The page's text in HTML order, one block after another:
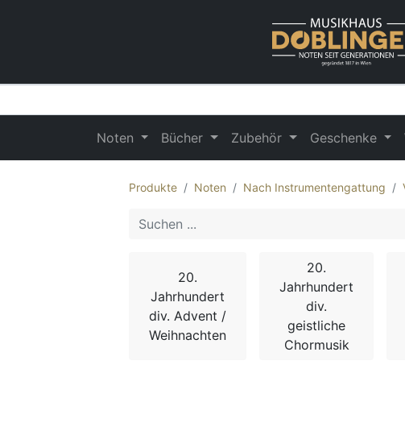
Noten Bücher Zubehör Geschenke
Produkte Noten Nach Instrumentengattung
20.
Jahrhundert
div. Advent /
Weihnachten
20.
Jahrhundert
div.
geistliche
Chormusik